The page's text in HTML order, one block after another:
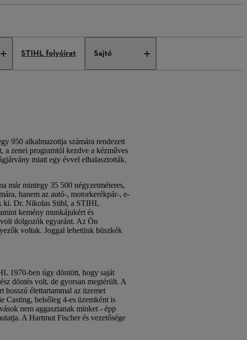
STIHL folyóirat Sajtó
950 alkalmazottja számára rendezett
zenei programtól kezdve a kézműves
miatt egy évvel elhalasztották.
már mintegy 35 500 négyzetméteres,
hanem az autó-, motorkerékpár-, e-
ki. Dr. Nikolas Stihl, a STIHL
kemény munkájukért és
dolgozók egyaránt. Az Ön
voltak. Joggal lehetünk büszkék
1970-ben úgy döntött, hogy saját
döntés volt, de gyorsan megtérült. A
élettartammal az üzemet
Casting, belsőleg 4-es üzemként is
nem aggasztanak minket - épp
A Hartmut Fischer és vezetősége